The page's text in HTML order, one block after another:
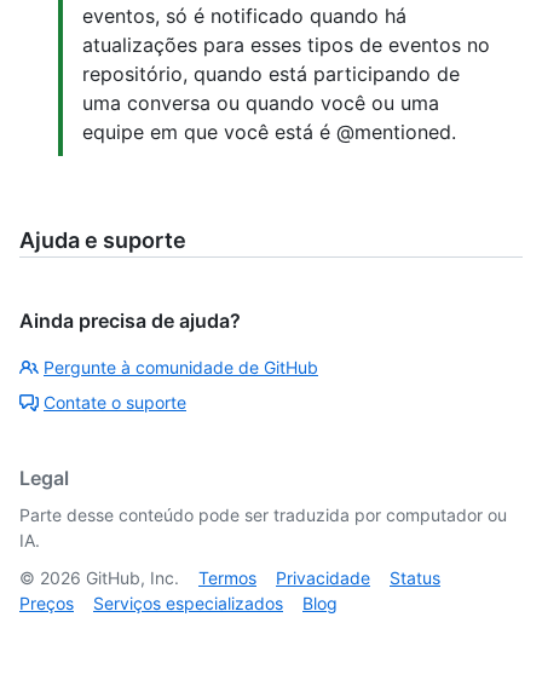
eventos, só é notificado quando há
atualizações para esses tipos de eventos no
repositório, quando está participando de
uma conversa ou quando você ou uma
equipe em que você está é @mentioned.
Ajuda e suporte
Ainda precisa de ajuda?
Pergunte à comunidade de GitHub
Contate o suporte
Legal
Parte desse conteúdo pode ser traduzida por computador ou
IA.
© 2026 GitHub, Inc. Termos Privacidade
Status
Preços
Serviços especializados Blog